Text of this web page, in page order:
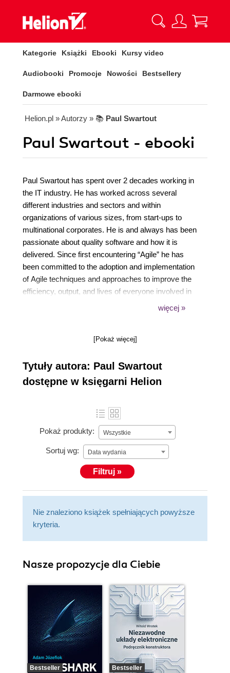
Kategorie Książki Ebooki Kursy video
Audiobooki Promocje Nowości Bestsellery
Darmowe ebooki
Helion.pl » Autorzy » 📚 Paul Swartout
Paul Swartout - ebooki
Paul Swartout has spent over 2 decades working in
the IT industry. He has worked across several
different industries and sectors and within
organizations of various sizes, from start-ups to
multinational corporates. He is and always has been
passionate about quality software and how it is
delivered. Since first encountering “Agile” he has
been committed to the adoption and implementation
of Agile techniques and approaches to improve the
efficiency, output, and lives of everyone involved in
software development. He strongly believes that CD
realize this as possible. Paul lives in a small seaside
więcej »
[Pokaż więcej]
Tytuły autora: Paul Swartout
dostępne w księgarni Helion
Pokaż produkty: Wszystkie
Sortuj wg: Data wydania
Filtruj »
Nie znaleziono książek spełniających powyższe
kryteria.
Nasze propozycje dla Ciebie
Bestseller
Bestseller